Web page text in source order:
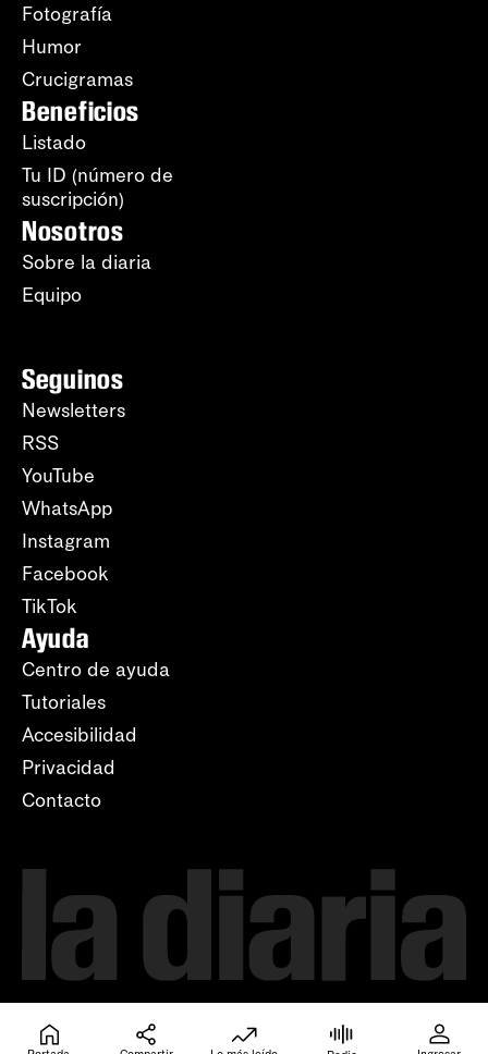
Fotografía
Humor
Crucigramas
Beneficios
Listado
Tu ID (número de
suscripción)
Nosotros
Sobre la diaria
Equipo
Seguinos
Newsletters
RSS
YouTube
WhatsApp
Instagram
Facebook
TikTok
Ayuda
Centro de ayuda
Tutoriales
Accesibilidad
Privacidad
Contacto